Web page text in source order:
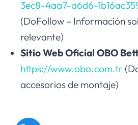
3ec8-4aa7-a6d6-
(DoFollow – Información
relevante)
Sitio Web Oficial OBO
https://www.obo.com.tr
accesorios de montaje)